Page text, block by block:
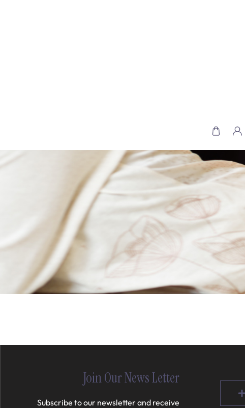
Join Our News Letter
Subscribe to our newsletter and receive